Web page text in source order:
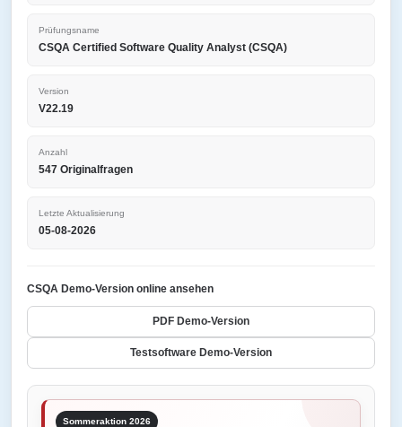
Prüfungsname
CSQA Certified Software Quality Analyst (CSQA)
Version
V22.19
Anzahl
547 Originalfragen
Letzte Aktualisierung
05-08-2026
CSQA Demo-Version online ansehen
PDF Demo-Version
Testsoftware Demo-Version
Sommeraktion 2026